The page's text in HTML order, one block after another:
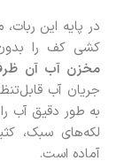
در پایه این
کشی کف را
مخزن آب آن
به طور دقیق آب
آماده است.